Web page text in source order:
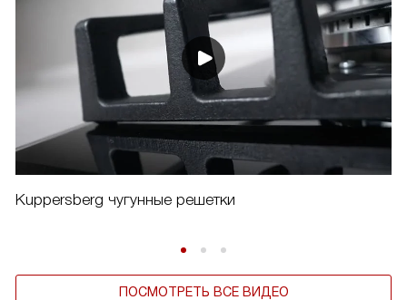
Kuppersberg чугунные решетки
ПОСМОТРЕТЬ ВСЕ ВИДЕО